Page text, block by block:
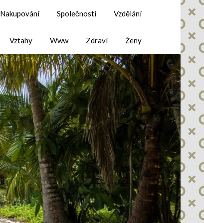
Nakupování Společnosti Vzdělání
Vztahy Www Zdraví Ženy